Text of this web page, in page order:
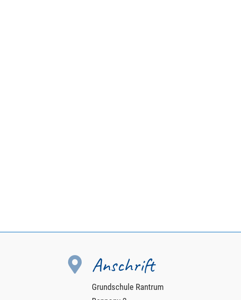
 Anschrift
Grundschule Rantrum